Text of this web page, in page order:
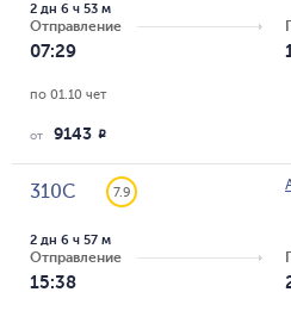
Отправление
07:29
2 дн 6 ч 53 м
по 01.10 чет
от 9143 R
310С 7.9
Отправление
15:38
2 дн 6 ч 57 м